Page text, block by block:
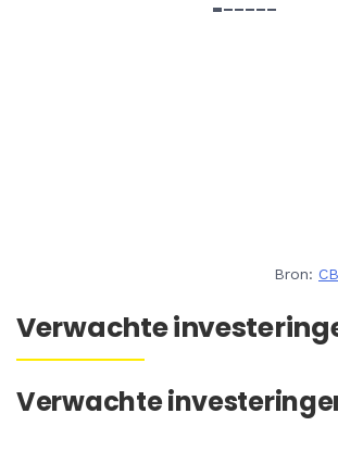
Bron:
Verwachte
Verwachte